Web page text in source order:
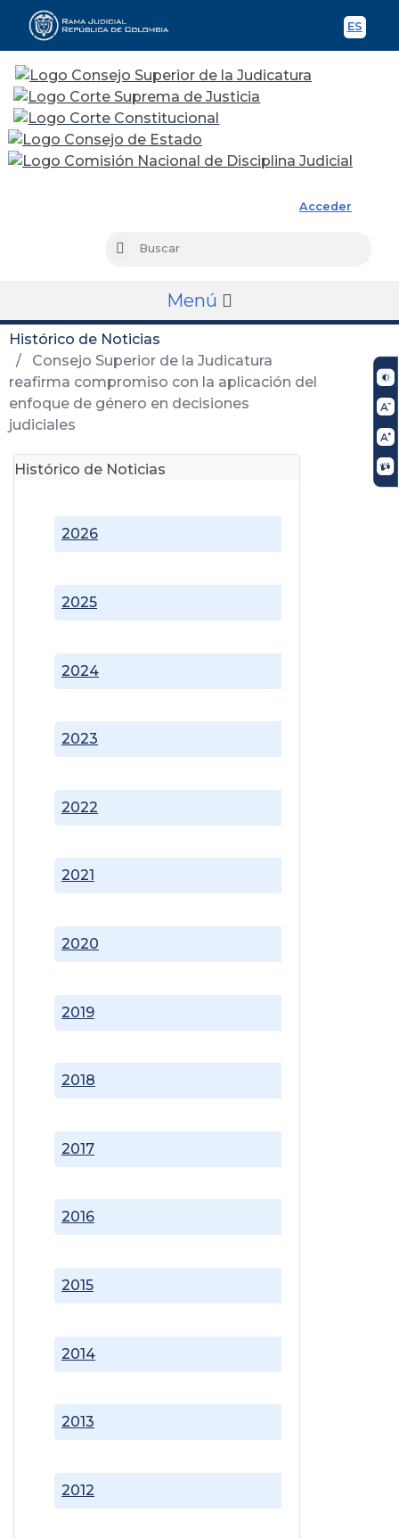
ES
Acceder
Buscar
Menú
Histórico de Noticias
Consejo Superior de la Judicatura
reafirma compromiso con la aplicación del
enfoque de género en decisiones
judiciales
Histórico de Noticias
2012
2013
2014
2015
2016
2017
2018
2019
2020
2021
2022
2023
2024
2025
2026